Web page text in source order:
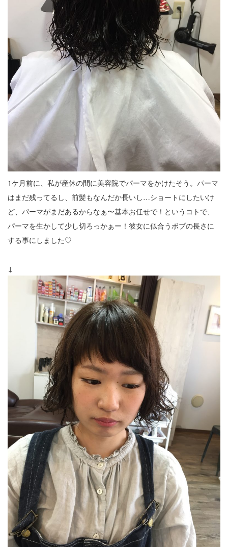
1ケ月前に、私が産休の間に美容院でパーマをかけたそう。パーマ
はまだ残ってるし、前髪もなんだか長いし…ショートにしたいけ
ど、パーマがまだあるからなぁ〜基本お任せで！というコトで、
パーマを生かして少し切ろっかぁー！彼女に似合うボブの長さに
する事にしました♡
↓